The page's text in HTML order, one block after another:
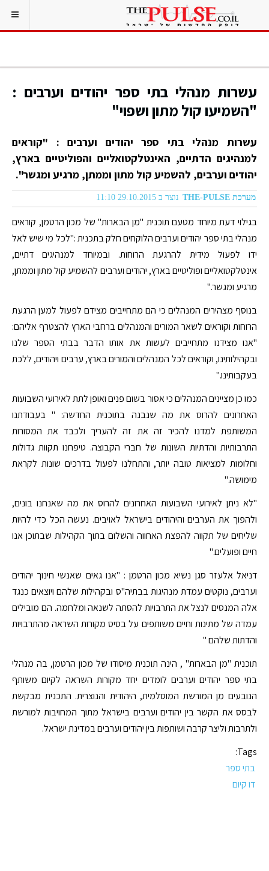
עשרות מנהלי בתי ספר יהודים וערבים :
"השמיעו קול מתון ושפוי"
עשרות מנהלי בתי ספר יהודים וערבים : "קוראים
למנהיגים הדתיים, האינטלקטואליים והפוליטיים בארץ,
יהודים וערבים, להשמיע קול מתון וממתן, מרגיע ומגשר".
מערכת THE-PULSE נוצר ב 29.10.2015 11:10
בגילוי דעת מיוחד מטעם תוכנית "מן הבארות" של מכון הרטמן, קוראים
מנהלי בתי ספר יהודים וערבים הלוקחים חלק בתכנית :"לכל מי שיש לאל
ידו לפעול מידית להרגעת הרוחות. ובמיוחד למנהיגים דתיים,
אינטלקטואליים ופוליטיים בארץ, יהודים וערבים להשמיע קול מתון וממתן,
מרגיע ומגשר."
בנוסף מצהירים המנהלים כי הם מתחייבים מצידם לפעול למען הרגעת
הרוחות וקוראים לשאר המורים והמנהלים ברחבי הארץ להצטרף אליהם:
"אנו מצידנו מתחייבים לעשות את אותו הדבר בבתי הספר שלנו
ובקהילותינו, וקוראים לכל המנהלים והמורים בארץ, ערבים ויהודים, ללכת
בעקבותינו."
כמו כן מציינים המנהלים כי אסור בשום פנים ואופן לתת לאירועי השבועות
האחרונים להרוס את מה שנבנה בתוכנית החדשה: " בעבודתנו
המשותפת למדנו להכיר זה את זה להעריך ולכבד את המסורות
התרבותיות והדתיות השונות של חברי הקבוצה. טיפחנו תקוות גדולות
וחלומות למציאות טובה יותר, והתחלנו לפעול בדרכים שונות לקראת
מימושה."
"לא ניתן לאירועי השבועות האחרונים להרוס את מה שאנחנו בונים,
ולהפוך את הערבים והיהודים בישראל לאויבים. נעשה הכל כדי להיות
שליחים של תקווה להפצת האחווה והשלום בתוך הקהילות שבתוכן אנו
חיים ופועלים."
דניאל אלעזר סגן נשיא מכון הרטמן : "אנו גאים שאנשי חינוך יהודים
וערבים, נוקטים עמדת מנהיגות בבתיה"ס ובקהילות שלהם ויוצאים כנגד
אלה המנסים לנצל את התרבויות להסתה לשנאה ומלחמה. הם מובילים
עמדה של מתינות וחיים משותפים על בסיס מקורות השראה מהתרבויות
והדתות שלהם "
תוכנית "מן הבארות" , הינה תוכנית מיסודו של מכון הרטמן, בה מנהלי
בתי ספר יהודים וערבים לומדים יחד מקורות השראה לקיום משותף
הנובעים מן המורשת המוסלמית, היהודית והנוצרית. התכנית מבקשת
לבסס את הקשר בין יהודים וערבים בישראל מתוך המחויבות למורשת
ולתרבות וליצר קרבה ושותפות בין יהודים וערבים במדינת ישראל.
Tags:
בתי ספר
דו קיום